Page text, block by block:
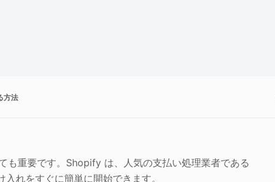
方法
も重要です。Shopify は、人気の支払い処理業者である
れをすぐに簡単に開始できます。